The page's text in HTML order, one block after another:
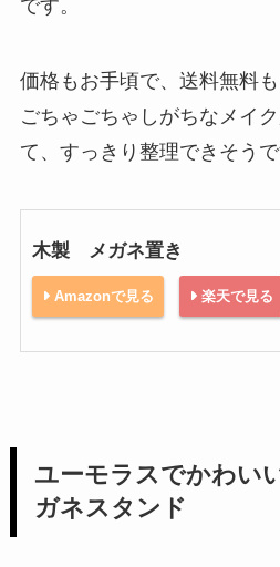
です。
価格もお手頃で、送料無料も
ごちゃごちゃしがちなメイ
て、すっきり整理できそうで
木製 メガネ置き
Amazonで見る 楽天で見る
ユーモラスでかわい
ガネスタンド